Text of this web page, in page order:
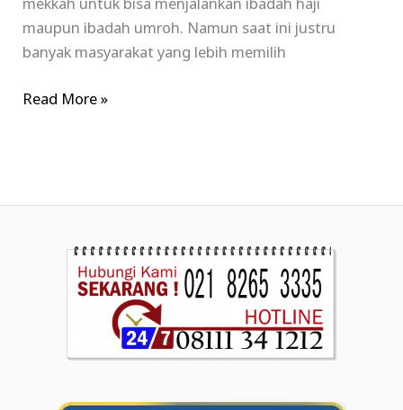
mekkah untuk bisa menjalankan ibadah haji
maupun ibadah umroh. Namun saat ini justru
banyak masyarakat yang lebih memilih
Read More »